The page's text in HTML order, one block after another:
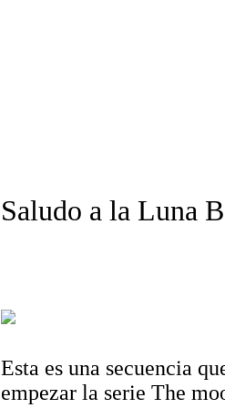
Saludo a la Luna
Esta es una secuencia
empezar la serie The